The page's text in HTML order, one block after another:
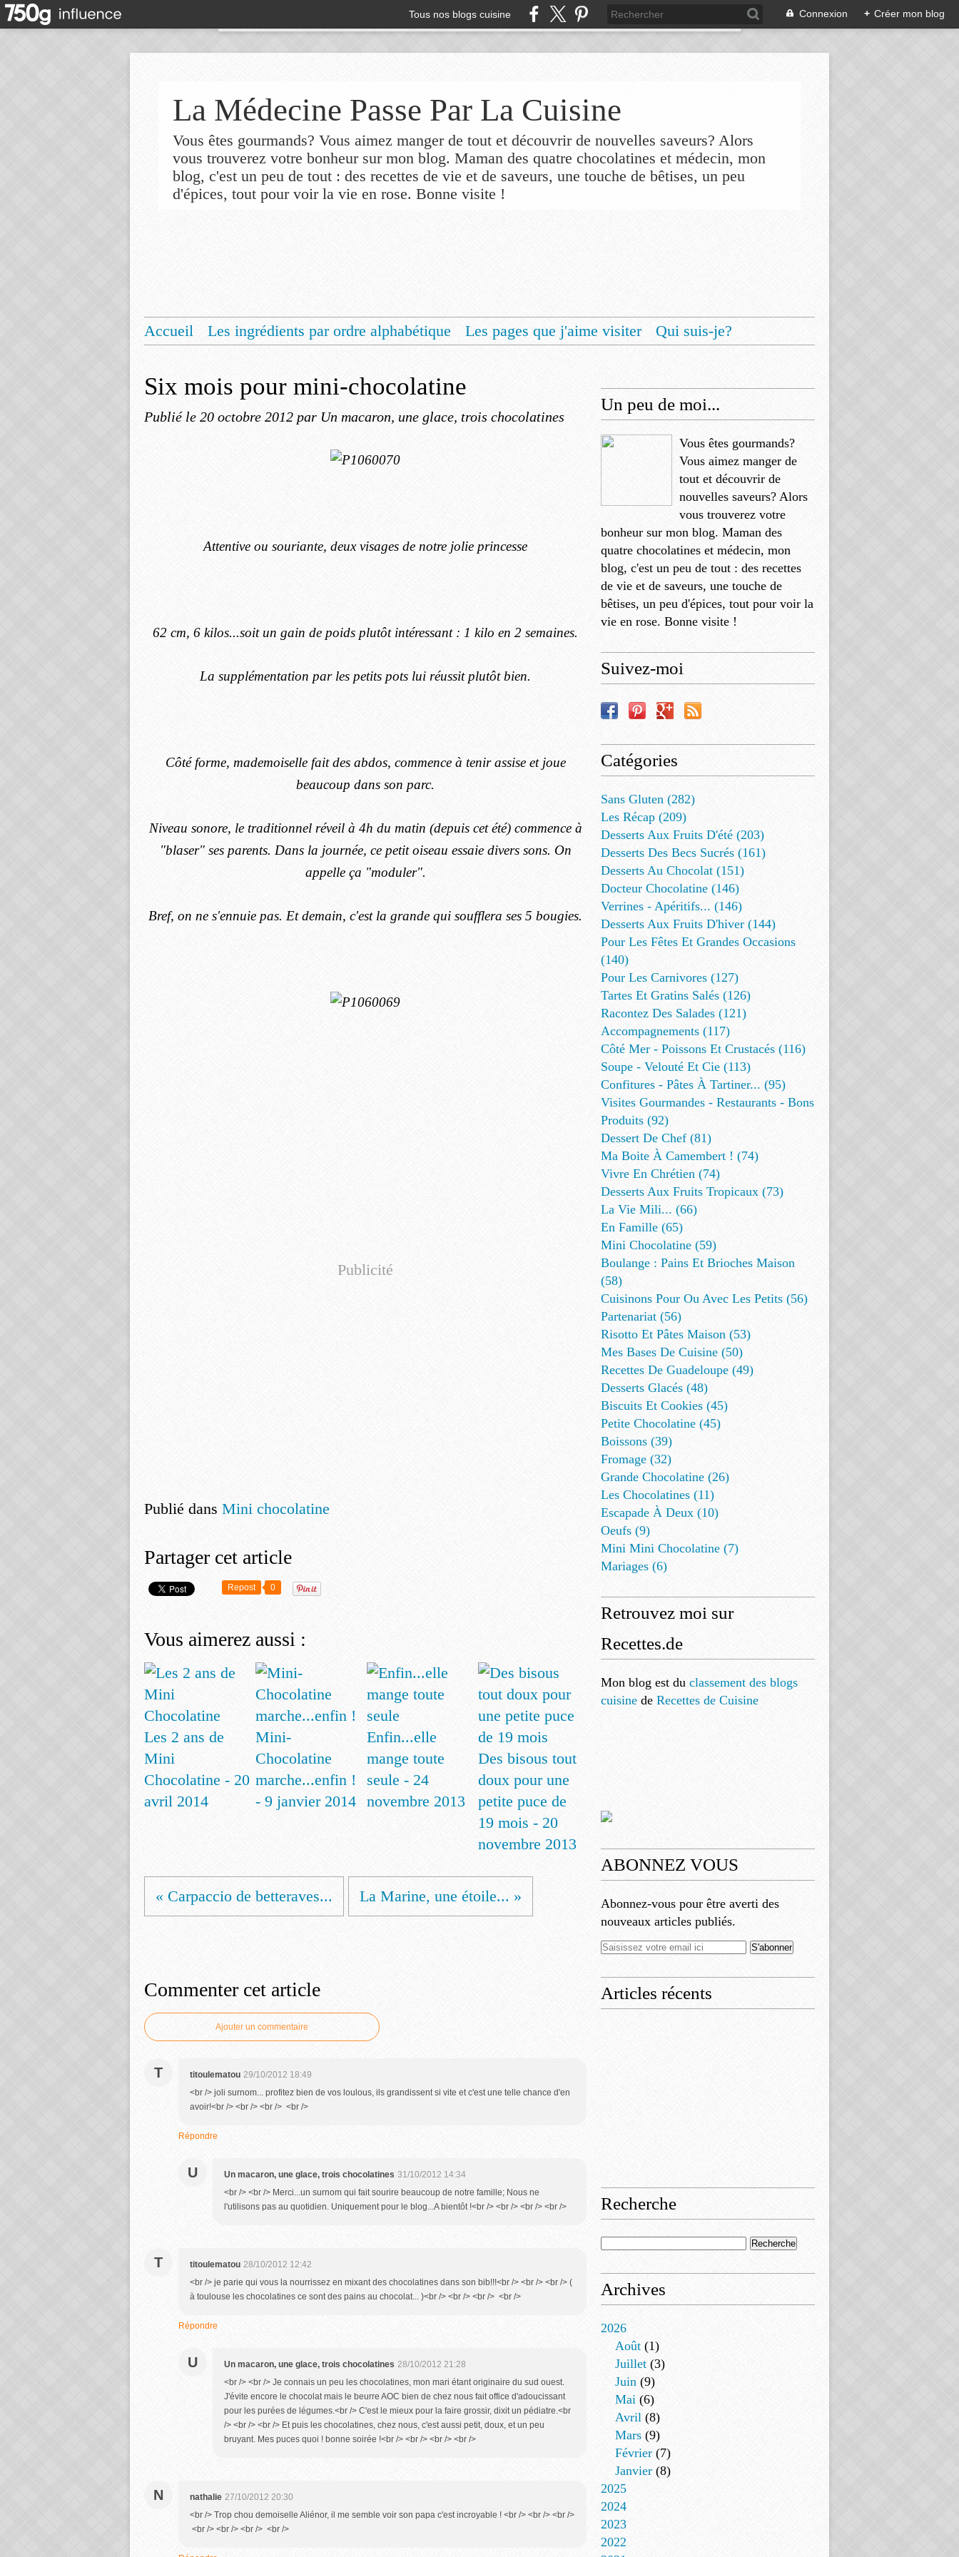
Tous nos blogs cuisine Connexion + Créer mon blog
La Médecine Passe Par La Cuisine
Vous êtes gourmands? Vous aimez manger de tout et découvrir de nouvelles saveurs? Alors
vous trouverez votre bonheur sur mon blog. Maman des quatre chocolatines et médecin, mon
blog, c'est un peu de tout : des recettes de vie et de saveurs, une touche de bêtises, un peu
d'épices, tout pour voir la vie en rose. Bonne visite !
Accueil Les ingrédients par ordre alphabétique Les pages que j'aime visiter
Qui suis-je?
Six mois pour mini-chocolatine
Publié le 20 octobre 2012 par Un macaron, une glace, trois chocolatines
Attentive ou souriante, deux visages de notre jolie princesse
62 cm, 6 kilos...soit un gain de poids plutôt intéressant : 1 kilo en 2 semaines.
La supplémentation par les petits pots lui réussit plutôt bien.
Côté forme, mademoiselle fait des abdos, commence à tenir assise et joue
beaucoup dans son parc.
Niveau sonore, le traditionnel réveil à 4h du matin (depuis cet été) commence à
"blaser" ses parents. Dans la journée, ce petit oiseau essaie divers sons. On
appelle ça "moduler".
Bref, on ne s'ennuie pas. Et demain, c'est la grande qui soufflera ses 5 bougies.
Publicité
Publié dans Mini chocolatine
Partager cet article
Repost 0
Vous aimerez aussi :
Les 2 ans de
Mini
Chocolatine - 20
avril 2014
Mini-
Chocolatine
marche...enfin !
- 9 janvier 2014
Enfin...elle
mange toute
seule - 24
novembre 2013
Des bisous tout
doux pour une
petite puce de
19 mois - 20
novembre 2013
« Carpaccio de betteraves... La Marine, une étoile... »
Commenter cet article
Ajouter un commentaire
T titoulematou 29/10/2012 18:49
<br /> joli surnom... profitez bien de vos loulous, ils grandissent si vite et c'est une telle chance d'en
avoir!<br /> <br /> <br /> <br />
Répondre
U Un macaron, une glace, trois chocolatines 31/10/2012 14:34
<br /> <br /> Merci...un surnom qui fait sourire beaucoup de notre famille; Nous ne
l'utilisons pas au quotidien. Uniquement pour le blog...A bientôt !<br /> <br /> <br /> <br />
T titoulematou 28/10/2012 12:42
<br /> je parie qui vous la nourrissez en mixant des chocolatines dans son bib!!!<br /> <br /> <br /> (
à toulouse les chocolatines ce sont des pains au chocolat... )<br /> <br /> <br /> <br />
Répondre
U Un macaron, une glace, trois chocolatines 28/10/2012 21:28
<br /> <br /> Je connais un peu les chocolatines, mon mari étant originaire du sud ouest.
J'évite encore le chocolat mais le beurre AOC bien de chez nous fait office d'adoucissant
pour les purées de légumes.<br /> C'est le mieux pour la faire grossir, dixit un pédiatre.<br
/> <br /> <br /> Et puis les chocolatines, chez nous, c'est aussi petit, doux, et un peu
bruyant. Mes puces quoi ! bonne soirée !<br /> <br /> <br /> <br />
N nathalie 27/10/2012 20:30
<br /> Trop chou demoiselle Aliénor, il me semble voir son papa c'est incroyable ! <br /> <br /> <br />
<br /> <br /> <br /> <br />
Un peu de moi...
Vous êtes gourmands?
Vous aimez manger de
tout et découvrir de
nouvelles saveurs? Alors
vous trouverez votre
bonheur sur mon blog. Maman des
quatre chocolatines et médecin, mon
blog, c'est un peu de tout : des recettes
de vie et de saveurs, une touche de
bêtises, un peu d'épices, tout pour voir la
vie en rose. Bonne visite !
Suivez-moi
Catégories
Sans Gluten (282)
Les Récap (209)
Desserts Aux Fruits D'été (203)
Desserts Des Becs Sucrés (161)
Desserts Au Chocolat (151)
Docteur Chocolatine (146)
Verrines - Apéritifs... (146)
Desserts Aux Fruits D'hiver (144)
Pour Les Fêtes Et Grandes Occasions
(140)
Pour Les Carnivores (127)
Tartes Et Gratins Salés (126)
Racontez Des Salades (121)
Accompagnements (117)
Côté Mer - Poissons Et Crustacés (116)
Soupe - Velouté Et Cie (113)
Confitures - Pâtes À Tartiner... (95)
Visites Gourmandes - Restaurants - Bons
Produits (92)
Dessert De Chef (81)
Ma Boite À Camembert ! (74)
Vivre En Chrétien (74)
Desserts Aux Fruits Tropicaux (73)
La Vie Mili... (66)
En Famille (65)
Mini Chocolatine (59)
Boulange : Pains Et Brioches Maison
(58)
Cuisinons Pour Ou Avec Les Petits (56)
Partenariat (56)
Risotto Et Pâtes Maison (53)
Mes Bases De Cuisine (50)
Recettes De Guadeloupe (49)
Desserts Glacés (48)
Biscuits Et Cookies (45)
Petite Chocolatine (45)
Boissons (39)
Fromage (32)
Grande Chocolatine (26)
Les Chocolatines (11)
Escapade À Deux (10)
Oeufs (9)
Mini Mini Chocolatine (7)
Mariages (6)
Retrouvez moi sur
Recettes.de
Mon blog est du classement des blogs
cuisine de Recettes de Cuisine
ABONNEZ VOUS
Abonnez-vous pour être averti des
nouveaux articles publiés.
Articles récents
Recherche
Archives
2026
Août (1)
Juillet (3)
Juin (9)
Mai (6)
Avril (8)
Mars (9)
Février (7)
Janvier (8)
2025
2024
2023
2022